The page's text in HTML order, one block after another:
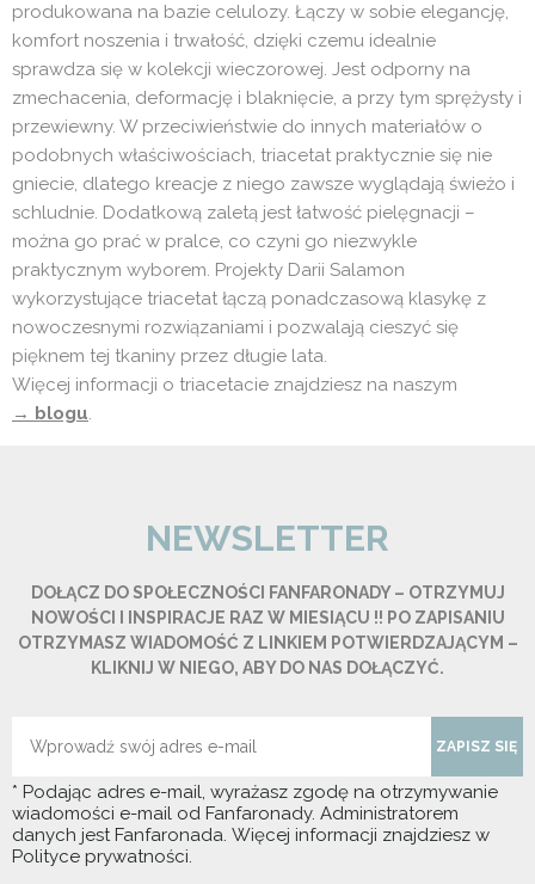
produkowana na bazie celulozy. Łączy w sobie elegancję,
komfort noszenia i trwałość, dzięki czemu idealnie
sprawdza się w kolekcji wieczorowej. Jest odporny na
zmechacenia, deformację i blaknięcie, a przy tym sprężysty i
przewiewny. W przeciwieństwie do innych materiałów o
podobnych właściwościach, triacetat praktycznie się nie
gniecie, dlatego kreacje z niego zawsze wyglądają świeżo i
schludnie. Dodatkową zaletą jest łatwość pielęgnacji –
można go prać w pralce, co czyni go niezwykle
praktycznym wyborem. Projekty Darii Salamon
wykorzystujące triacetat łączą ponadczasową klasykę z
nowoczesnymi rozwiązaniami i pozwalają cieszyć się
pięknem tej tkaniny przez długie lata.
Więcej informacji o triacetacie znajdziesz na naszym
→ blogu.
NEWSLETTER
DOŁĄCZ DO SPOŁECZNOŚCI FANFARONADY – OTRZYMUJ
NOWOŚCI I INSPIRACJE RAZ W MIESIĄCU !! PO ZAPISANIU
OTRZYMASZ WIADOMOŚĆ Z LINKIEM POTWIERDZAJĄCYM –
KLIKNIJ W NIEGO, ABY DO NAS DOŁĄCZYĆ.
ZAPISZ SIĘ
* Podając adres e-mail, wyrażasz zgodę na otrzymywanie
wiadomości e-mail od Fanfaronady. Administratorem
danych jest Fanfaronada. Więcej informacji znajdziesz w
Polityce prywatności.